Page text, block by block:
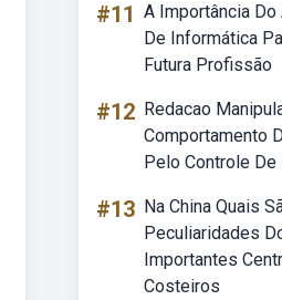
#11 A Importância
De Informática
Futura Profissão
#12 Redacao
Comportamento
Pelo Controle De
#13 Na China Quais
Peculiaridades
Importantes
Costeiros